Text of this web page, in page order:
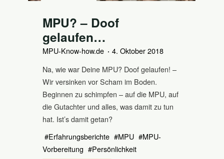
MPU? – Doof
gelaufen…
MPU-Know-how.de
4. Oktober 2018
Na, wie war Deine MPU? Doof gelaufen! –
Wir versinken vor Scham im Boden.
Beginnen zu schimpfen – auf die MPU, auf
die Gutachter und alles, was damit zu tun
hat. Ist’s damit getan?
#Erfahrungsberichte #MPU #MPU-
Vorbereitung #Persönlichkeit